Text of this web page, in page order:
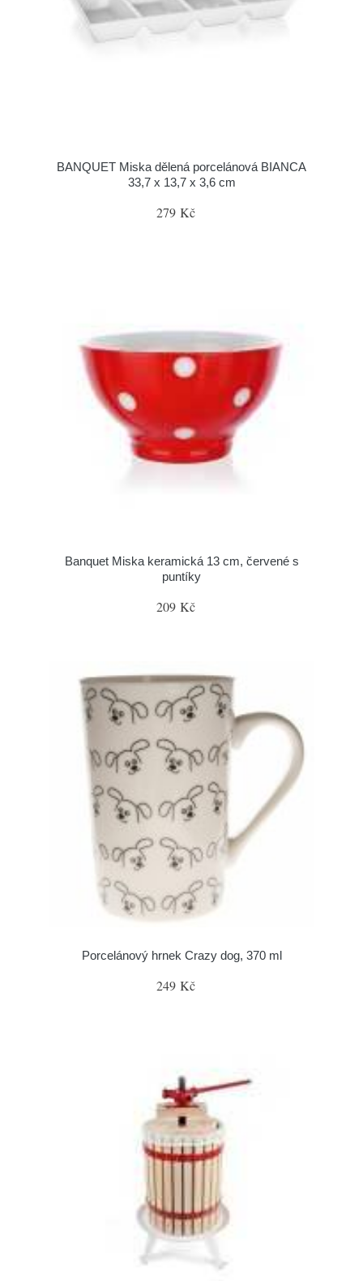
BANQUET Miska dělená porcelánová BIANCA
33,7 x 13,7 x 3,6 cm
279 Kč
Banquet Miska keramická 13 cm, červené s
puntíky
209 Kč
Porcelánový hrnek Crazy dog, 370 ml
249 Kč